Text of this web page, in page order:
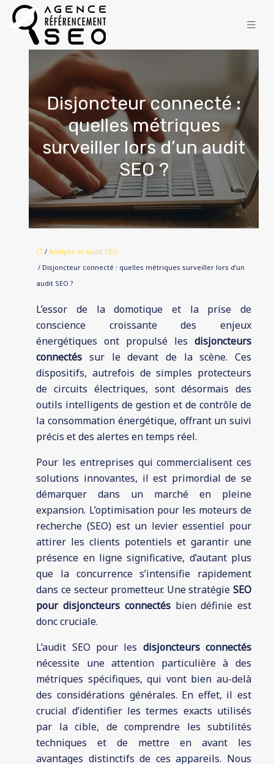
Disjoncteur connecté :
quelles métriques
surveiller lors d’un audit
SEO ?
/Analyse et audit SEO
/ Disjoncteur connecté : quelles métriques surveiller lors d’un
audit SEO ?
L’essor de la domotique et la prise de
conscience croissante des enjeux
énergétiques ont propulsé les disjoncteurs
connectéssur le devant de la scène. Ces
dispositifs, autrefois de simples protecteurs
de circuits électriques, sont désormais des
outils intelligents de gestion et de contrôle de
la consommation énergétique, offrant un suivi
précis et des alertes en temps réel.
Pour les entreprises qui commercialisent ces
solutions innovantes, il est primordial de se
démarquer dans un marché en pleine
expansion. L’optimisation pour les moteurs de
recherche (SEO) est un levier essentiel pour
attirer les clients potentiels et garantir une
présence en ligne significative, d’autant plus
que la concurrence s’intensifie rapidement
dans ce secteur prometteur. Une stratégie SEO
pour disjoncteurs connectés bien définie est
donc cruciale.
L’audit SEO pour les disjoncteurs connectés
nécessite une attention particulière à des
métriques spécifiques, qui vont bien au-delà
des considérations générales. En effet, il est
crucial d’identifier les termes exacts utilisés
par la cible, de comprendre les subtilités
techniques et de mettre en avant les
avantages distinctifs de ces appareils. Nous